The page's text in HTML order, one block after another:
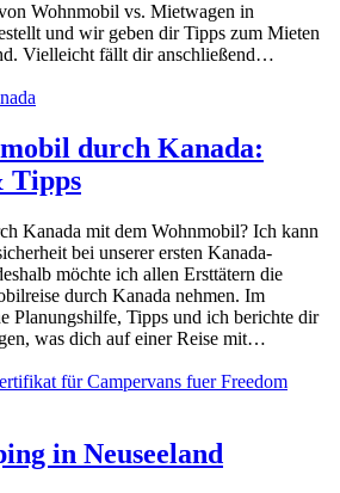
Wohnmobil vs. Mietwagen in
und wir geben dir Tipps zum Mieten
Vielleicht fällt dir anschließend…
durch Kanada:
Tipps
Kanada mit dem Wohnmobil? Ich kann
bei unserer ersten Kanada-
möchte ich allen Ersttätern die
durch Kanada nehmen. Im
Planungshilfe, Tipps und ich berichte dir
was dich auf einer Reise mit…
in Neuseeland